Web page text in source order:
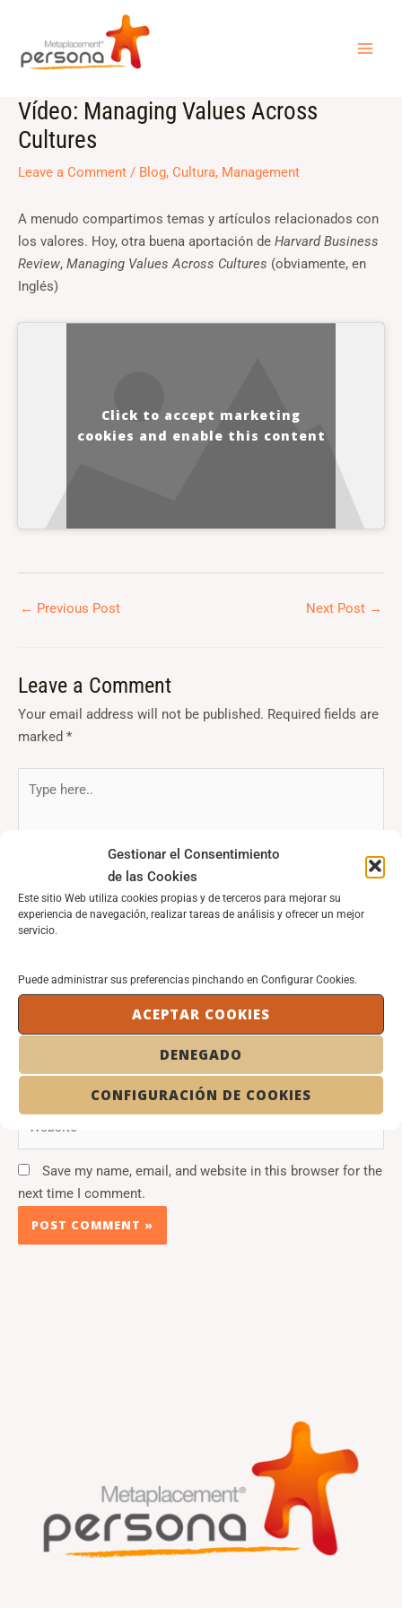
Gestionar el Consentimiento
de las Cookies
Este sitio Web utiliza cookies propias y de terceros para mejorar su
experiencia de navegación, realizar tareas de análisis y ofrecer un mejor
servicio.
Puede administrar sus preferencias pinchando en Configurar Cookies.
ACEPTAR COOKIES
DENEGADO
CONFIGURACIÓN DE COOKIES
content
Vídeo: Managing Values Across
Cultures
Leave a Comment / Blog, Cultura, Management
A menudo compartimos temas y artículos relacionados con
los valores. Hoy, otra buena aportación de Harvard Business
Review, Managing Values Across Cultures (obviamente, en
Inglés)
Click to accept marketing
cookies and enable this content
Post
navigation
← Previous Post Next Post →
Leave a Comment
Your email address will not be published. Required fields are
marked *
here..
Website
Save my name, email, and website in this browser for the
next time I comment.